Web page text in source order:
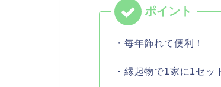
・毎年飾れて便利！
・縁起物で1家に1セッ